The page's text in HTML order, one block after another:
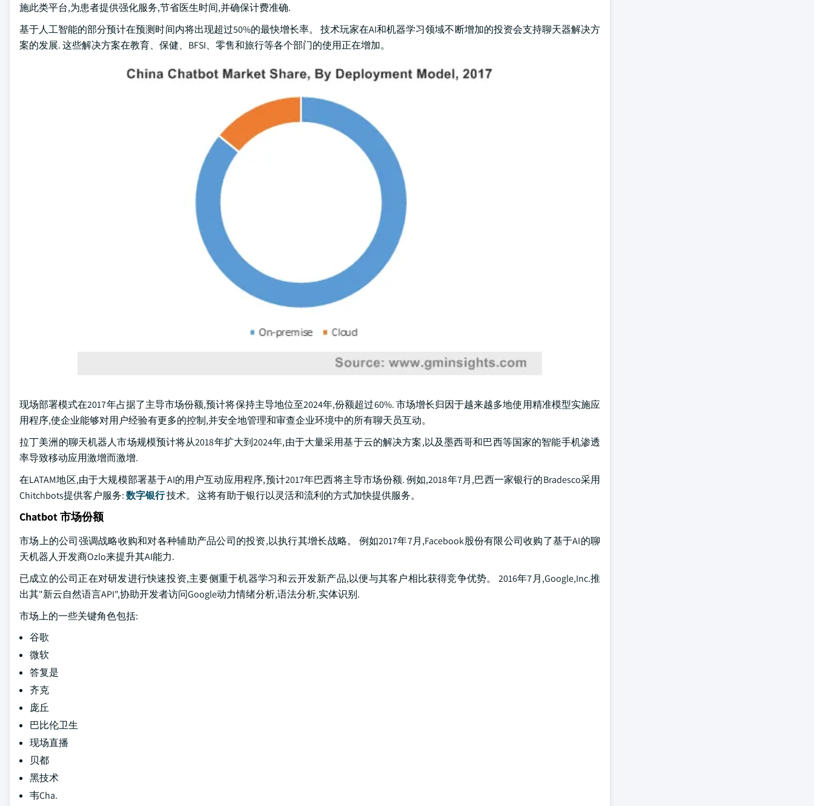
施此类平台,为患者提供强化服务,节省医生时间,并确保计费准确.
基于人工智能的部分预计在预测时间内将出现超过50%的最快增长率。 技术玩家在AI和机器学习领域不断增加的投资会支持聊天器解决方
案的发展. 这些解决方案在教育、保健、BFSI、零售和旅行等各个部门的使用正在增加。
现场部署模式在2017年占据了主导市场份额,预计将保持主导地位至2024年,份额超过60%. 市场增长归因于越来越多地使用精准模型实施应
用程序,使企业能够对用户经验有更多的控制,并安全地管理和审查企业环境中的所有聊天员互动。
拉丁美洲的聊天机器人市场规模预计将从2018年扩大到2024年,由于大量采用基于云的解决方案,以及墨西哥和巴西等国家的智能手机渗透
率导致移动应用激增而激增.
在LATAM地区,由于大规模部署基于AI的用户互动应用程序,预计2017年巴西将主导市场份额. 例如,2018年7月,巴西一家银行的Bradesco采用
Chitchbots提供客户服务:数字银行技术。 这将有助于银行以灵活和流利的方式加快提供服务。
Chatbot 市场份额
市场上的公司强调战略收购和对各种辅助产品公司的投资,以执行其增长战略。 例如2017年7月,Facebook股份有限公司收购了基于AI的聊
天机器人开发商Ozlo来提升其AI能力.
已成立的公司正在对研发进行快速投资,主要侧重于机器学习和云开发新产品,以便与其客户相比获得竞争优势。 2016年7月,Google,Inc.推
出其"新云自然语言API",协助开发者访问Google动力情绪分析,语法分析,实体识别.
市场上的一些关键角色包括:
谷歌
微软
答复是
齐克
庞丘
巴比伦卫生
现场直播
贝都
黑技术
韦Cha.